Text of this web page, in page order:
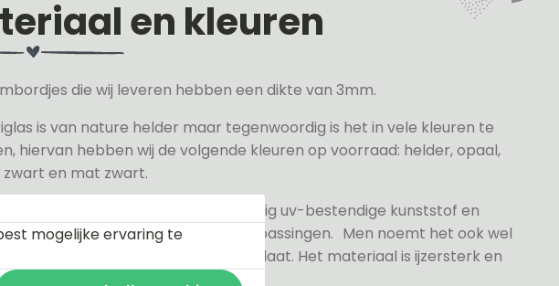
en kleuren
die wij leveren hebben een dikte van 3mm.
is van nature helder maar tegenwoordig is het in vele kleuren te
hiervan hebben wij de volgende kleuren op voorraad: helder, opaal,
zwart en mat zwart.
is een laser gesneden volledig uv-bestendige kunststof en
geschikt voor binnen- en buitentoepassingen. Men noemt het ook wel
naambordje of acrylaat naamplaat. Het materiaal is ijzersterk en
mogelijke ervaring te